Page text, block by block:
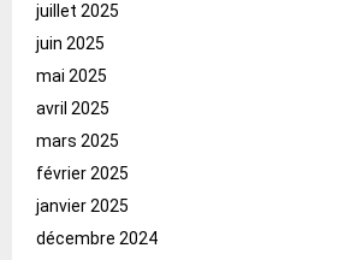
juillet 2025
juin 2025
mai 2025
avril 2025
mars 2025
février 2025
janvier 2025
décembre 2024